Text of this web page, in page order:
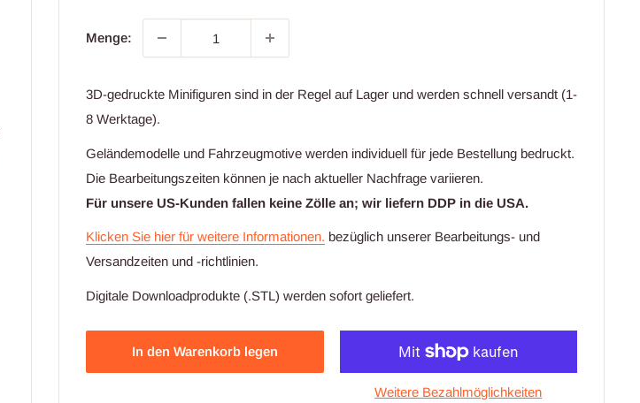
Menge:
3D-gedruckte Minifiguren sind in der Regel auf Lager und werden schnell versandt (1-
8 Werktage).
Geländemodelle und Fahrzeugmotive werden individuell für jede Bestellung bedruckt.
Die Bearbeitungszeiten können je nach aktueller Nachfrage variieren.
Für unsere US-Kunden fallen keine Zölle an; wir liefern DDP in die USA.
Klicken Sie hier für weitere Informationen. bezüglich unserer Bearbeitungs- und
Versandzeiten und -richtlinien.
Digitale Downloadprodukte (.STL) werden sofort geliefert.
In den Warenkorb legen
Weitere Bezahlmöglichkeiten